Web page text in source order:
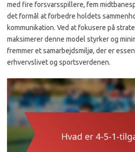
med fire forsvarsspillere, fem
det formål at forbedre holdets
kommunikation. Ved at fokusere på
maksimerer denne model styrker og
fremmer et samarbejdsmiljø, der er
erhvervslivet og sportsverdenen.